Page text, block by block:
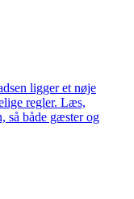
ligger et nøje
regler. Læs,
så både gæster og